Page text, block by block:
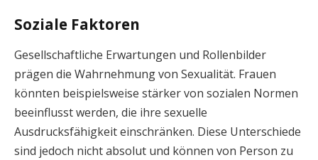
Soziale Faktoren
Gesellschaftliche Erwartungen und Rollenbilder
prägen die Wahrnehmung von Sexualität. Frauen
könnten beispielsweise stärker von sozialen Normen
beeinflusst werden, die ihre sexuelle
Ausdrucksfähigkeit einschränken. Diese Unterschiede
sind jedoch nicht absolut und können von Person zu